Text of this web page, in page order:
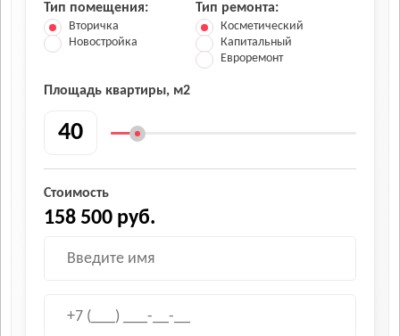
Тип помещения:
Вторичка
Новостройка
Тип ремонта:
Косметический
Капитальный
Евроремонт
Площадь квартиры, м2
Стоимость
158 500 руб.